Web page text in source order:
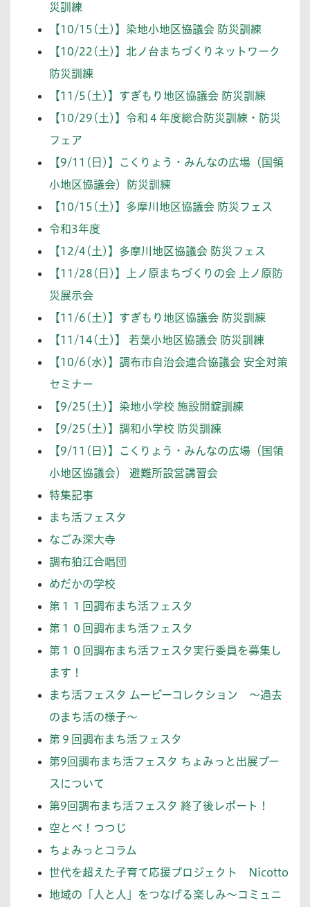
災訓練
【10/15(土)】染地小地区協議会 防災訓練
【10/22(土)】北ノ台まちづくりネットワーク
防災訓練
【11/5(土)】すぎもり地区協議会 防災訓練
【10/29(土)】令和４年度総合防災訓練・防災
フェア
【9/11(日)】こくりょう・みんなの広場（国領
小地区協議会）防災訓練
【10/15(土)】多摩川地区協議会 防災フェス
令和3年度
【12/4(土)】多摩川地区協議会 防災フェス
【11/28(日)】上ノ原まちづくりの会 上ノ原防
災展示会
【11/6(土)】すぎもり地区協議会 防災訓練
【11/14(土)】 若葉小地区協議会 防災訓練
【10/6(水)】調布市自治会連合協議会 安全対策
セミナー
【9/25(土)】染地小学校 施設開錠訓練
【9/25(土)】調和小学校 防災訓練
【9/11(日)】こくりょう・みんなの広場（国領
小地区協議会） 避難所設営講習会
特集記事
まち活フェスタ
なごみ深大寺
調布狛江合唱団
めだかの学校
第１１回調布まち活フェスタ
第１０回調布まち活フェスタ
第１０回調布まち活フェスタ実行委員を募集し
ます！
まち活フェスタ ムービーコレクション 〜過去
のまち活の様子〜
第９回調布まち活フェスタ
第9回調布まち活フェスタ ちょみっと出展ブー
スについて
第9回調布まち活フェスタ 終了後レポート！
空とべ！つつじ
ちょみっとコラム
世代を超えた子育て応援プロジェクト Nicotto
地域の「人と人」をつなげる楽しみ〜コミュニ